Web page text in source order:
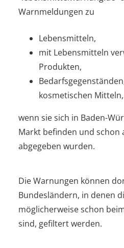
Warnmeldungen zu
Lebensmitteln,
mit Lebensmitteln
Produkten,
kosmetischen Mitteln,
wenn sie sich in Baden-
Markt befinden und schon
abgegeben wurden.
Die Warnungen können
Bundesländern, in denen
möglicherweise schon
sind, gefiltert werden.